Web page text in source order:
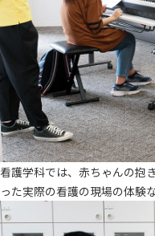
看護学科では、赤ちゃんの抱
った実際の看護の現場の体験